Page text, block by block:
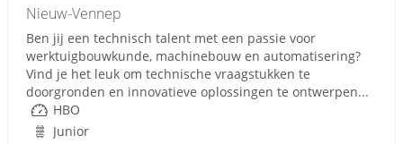
Nieuw-Vennep
Ben jij een technisch talent met een passie voor
werktuigbouwkunde, machinebouw en automatisering?
Vind je het leuk om technische vraagstukken te
doorgronden en innovatieve oplossingen te ontwerpen...
HBO
Junior